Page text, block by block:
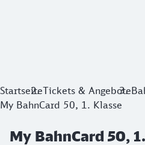
My BahnCard 50, 1.
StartseiteTickets & Angebote
My BahnCard 50, 1. Klasse
My BahnCard 50,